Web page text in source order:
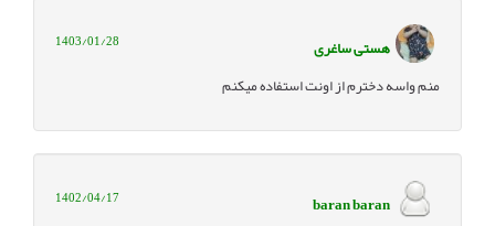
هستی ساغری 1403/01/28
منم واسه دخترم از اونت استفاده میکنم
baran baran
1402/04/17